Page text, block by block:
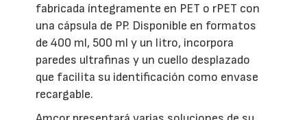
fabricada íntegramente en PET o rPET con
una cápsula de PP. Disponible en formatos
de 400 ml, 500 ml y un litro, incorpora
paredes ultrafinas y un cuello desplazado
que facilita su identificación como envase
recargable.